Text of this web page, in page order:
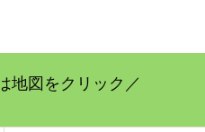
地図をクリック／